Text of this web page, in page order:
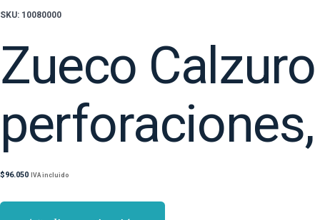
SKU: 10080000
Zueco
$96.050 IVA incluido